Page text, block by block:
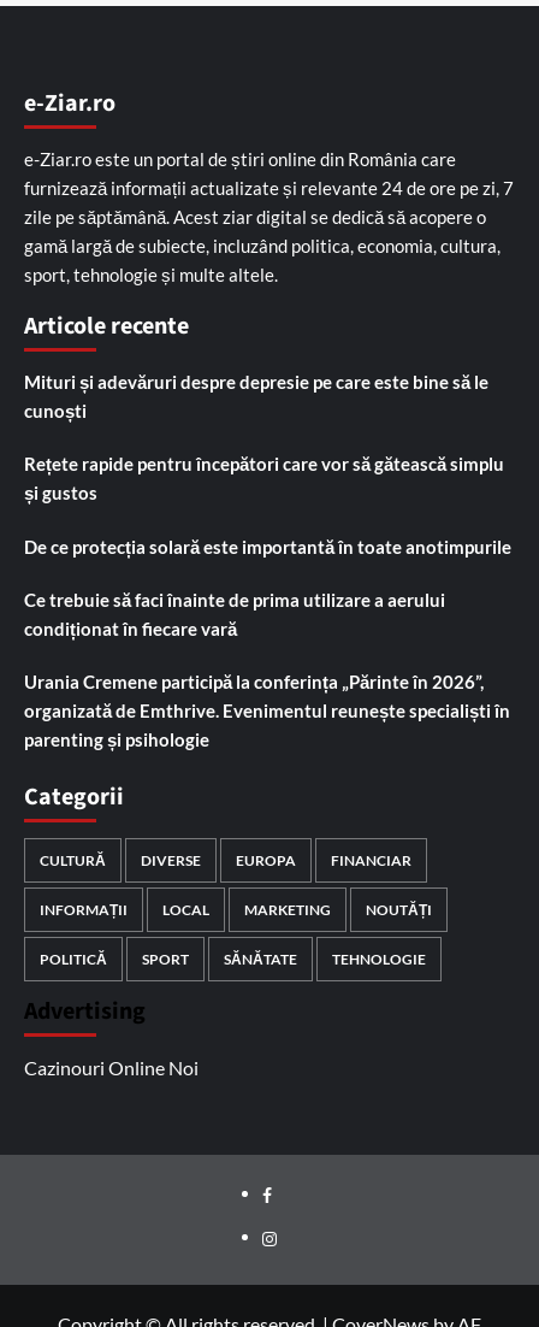
e-Ziar.ro
e-Ziar.ro este un portal de știri online din România care
furnizează informații actualizate și relevante 24 de ore pe zi, 7
zile pe săptămână. Acest ziar digital se dedică să acopere o
gamă largă de subiecte, incluzând politica, economia, cultura,
sport, tehnologie și multe altele.
Articole recente
Mituri și adevăruri despre depresie pe care este bine să le
cunoști
Rețete rapide pentru începători care vor să gătească simplu
și gustos
De ce protecția solară este importantă în toate anotimpurile
Ce trebuie să faci înainte de prima utilizare a aerului
condiționat în fiecare vară
Urania Cremene participă la conferința „Părinte în 2026”,
organizată de Emthrive. Evenimentul reunește specialiști în
parenting și psihologie
Categorii
CULTURĂ DIVERSE EUROPA FINANCIAR
INFORMAȚII LOCAL MARKETING NOUTĂȚI
POLITICĂ SPORT SĂNĂTATE TEHNOLOGIE
Advertising
Cazinouri Online Noi
Facebook
Instagram